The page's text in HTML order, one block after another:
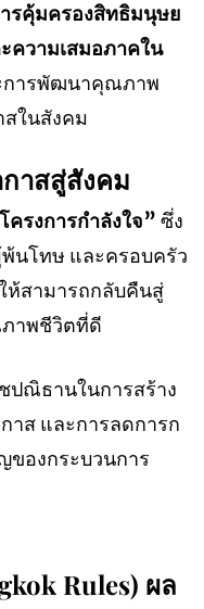
รคุ้มครองสิทธิมนุษย
ความเสมอภาคใน
การพัฒนาคุณภาพ
ในสังคม
าสสู่สังคม
ครงการกำลังใจ” ซึ่ง
นโทษ และครอบครัว
ห้สามารถกลับคืนสู่
าพชีวิตที่ดี
ปณิธานในการสร้าง
าส และการลดการก
ของกระบวนการ
Rules) ผล